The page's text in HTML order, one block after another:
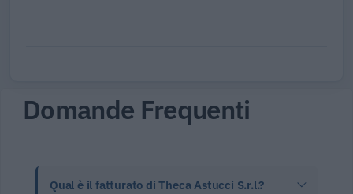
Domande Frequenti
Qual è il fatturato di Theca Astucci S.r.l.?